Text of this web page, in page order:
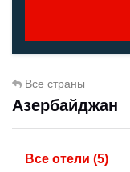
Все страны
Азербайджан
Все отели (5)